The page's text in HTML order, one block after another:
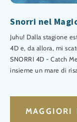
Snorri nel
Juhu! Dalla stagione
4D e, da allora, mi
SNORRI 4D - Catch
insieme un mare di
MAGGIORI